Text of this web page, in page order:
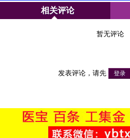
相关评论
暂无评论
发表评论，请先